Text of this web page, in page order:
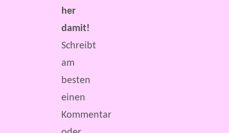
her
damit!
Schreibt
am
besten
einen
Kommentar